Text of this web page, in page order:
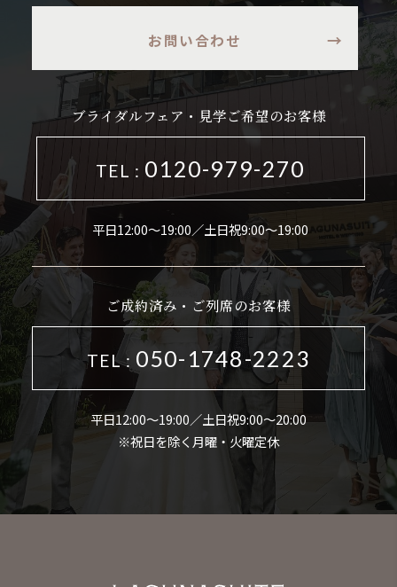
お問い合わせ
ブライダルフェア・見学ご希望のお客様
TEL : 0120-979-270
平日12:00～19:00／土日祝9:00～19:00
ご成約済み・ご列席のお客様
TEL : 050-1748-2223
平日12:00～19:00／土日祝9:00～20:00
※祝日を除く月曜・火曜定休